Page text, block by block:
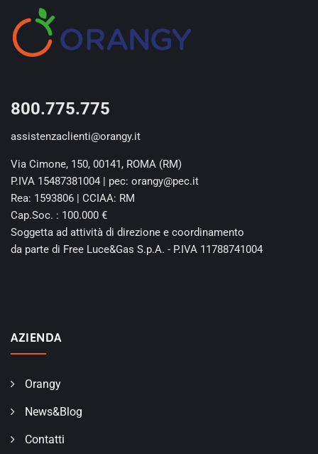
800.775.775
assistenzaclienti@orangy.it
Via Cimone, 150, 00141, ROMA (RM)
P.IVA 15487381004 | pec: orangy@pec.it
Rea: 1593806 | CCIAA: RM
Cap.Soc. : 100.000 €
Soggetta ad attività di direzione e coordinamento
da parte di Free Luce&Gas S.p.A. - P.IVA 11788741004
AZIENDA
Orangy
News&Blog
Contatti